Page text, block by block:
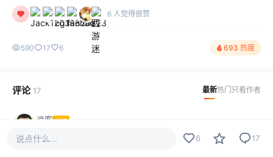
6 人觉得很赞
590 17 6 693 热度
评论 17 最新热门 只看作者
浪客 LV4
卧槽！无奈本人没文化，一句卧槽行天下！这个逼装的我给
82分，剩下的用666的方式打给你！
说点什么... 6 17